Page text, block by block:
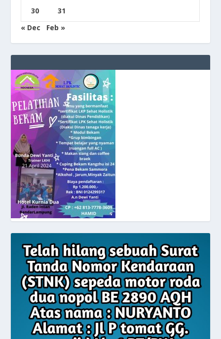
30
31
« Dec
Feb »